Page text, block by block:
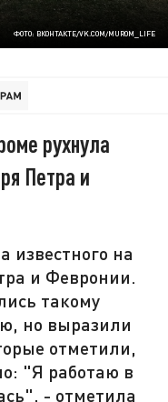
ФОТО: ВКОНТАКТЕ/VK.COM/MUROM_LIFE
рухнула
Петра и
известного на
и Февронии.
такому
но выразили
отметили,
"Я работаю в
- отметила